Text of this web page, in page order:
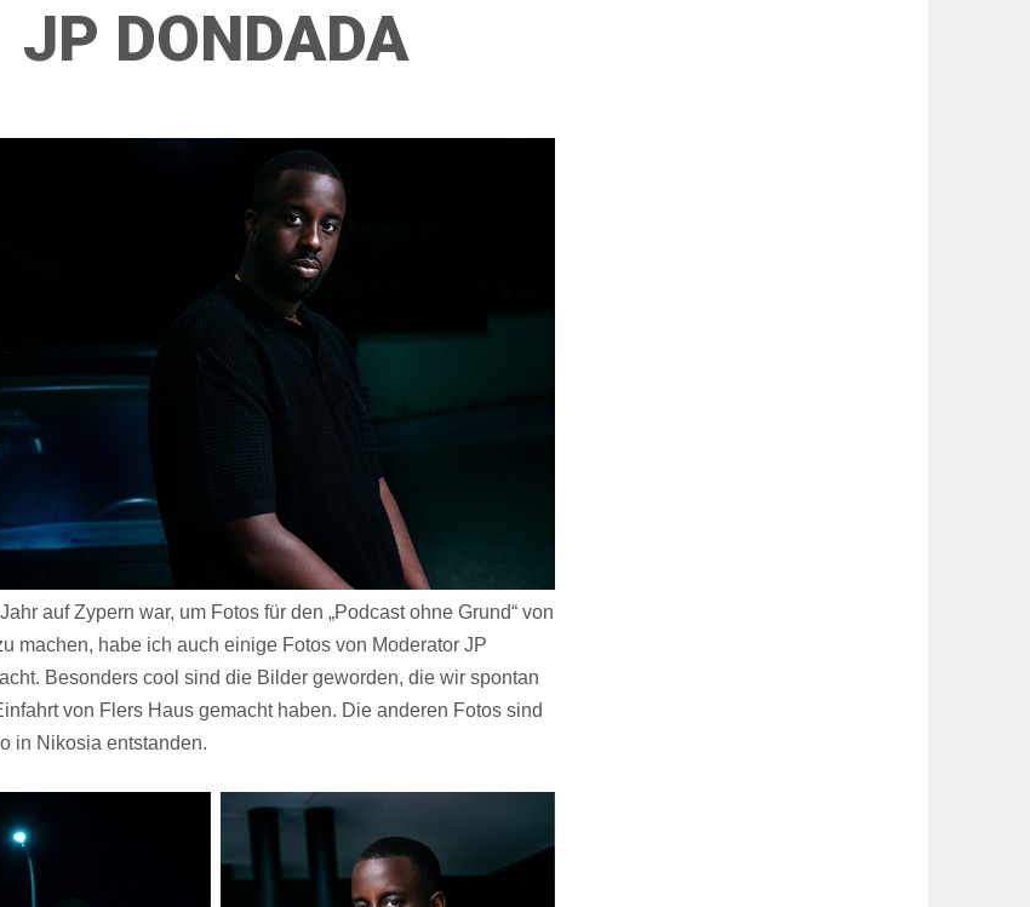
JP DONDADA
auf Zypern war, um Fotos für den „Podcast ohne Grund“ von
machen, habe ich auch einige Fotos von Moderator JP
Besonders cool sind die Bilder geworden, die wir spontan
von Flers Haus gemacht haben. Die anderen Fotos sind
in Nikosia entstanden.